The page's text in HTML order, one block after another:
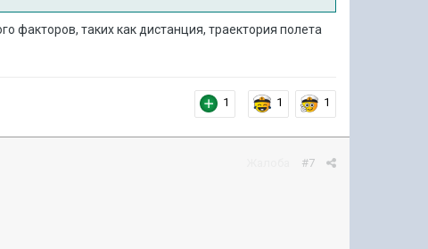
факторов, таких как дистанция, траектория полета
1 1 1
#7